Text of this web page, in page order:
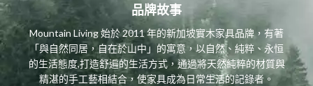
品牌故事
Mountain Living 始於 2011 年的新加坡實木家具品牌，有著
「與自然同居，自在於山中」的寓意，以自然、純粹、永恒
的生活態度,打造舒遍的生活方式，通過將天然純粹的材質與
精湛的手工藝相結合，使家具成為日常生活的記錄者。